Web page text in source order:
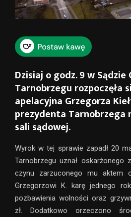
Dzisiaj o godz. 9 w
Tarnobrzegu rozpoczęła
apelacyjna Grzegorza
prezydenta Tarnobrzega
sali sądowej.
Wyrok w tej sprawie zapadł 20
Tarnobrzegu uznał oskarżonego
czynu zarzuconego mu aktem
Grzegorzowi K. karę jednego
pozbawienia wolności oraz
zł. Dodatkowo orzeczono